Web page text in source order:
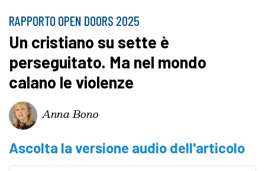
RAPPORTO OPEN DOORS 2025
Un cristiano su sette è
perseguitato. Ma nel mondo
calano le violenze
Anna Bono
Ascolta la versione audio dell'articolo